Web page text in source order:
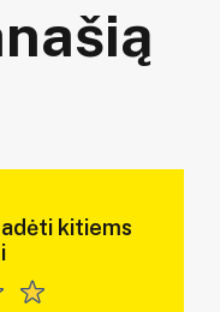
kitiems